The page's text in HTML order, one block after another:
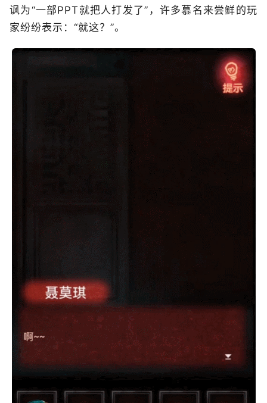
讽为“一部PPT就把人打发了”，许多慕名来尝鲜的玩
家纷纷表示：“就这？”。